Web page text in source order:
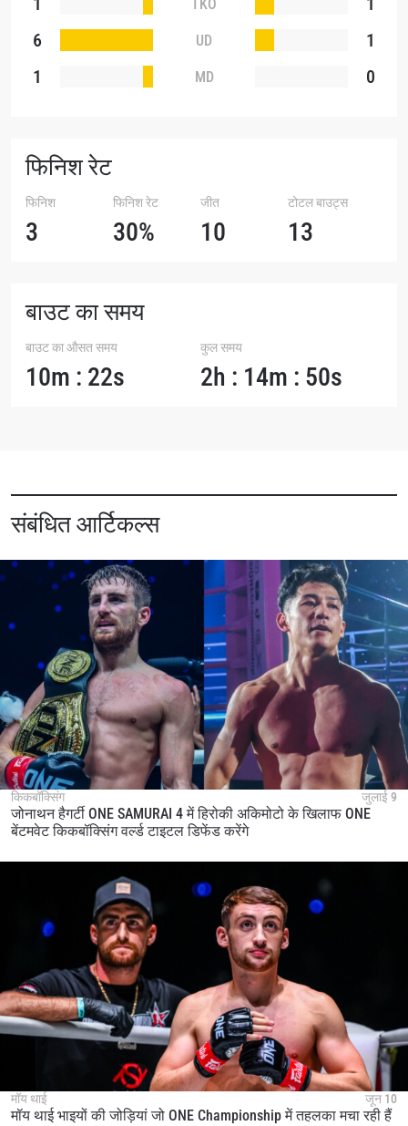
TKO
6
UD
1
1
MD 0
फिनिश रेट
फिनिश
3
फिनिश रेट
30%
जीत
10
टोटल बाउट्स
13
बाउट का समय
बाउट का औसत समय
10m : 22s
कुल समय
2h : 14m : 50s
संबंधित आर्टिकल्स
किकबॉक्सिंग जुलाई 9
जोनाथन हैगर्टी ONE SAMURAI 4 में हिरोकी अकिमोटो के खिलाफ ONE
बेंटमवेट किकबॉक्सिंग वर्ल्ड टाइटल डिफेंड करेंगे
मॉय थाई जून 10
मॉय थाई भाइयों की जोड़ियां जो ONE Championship में तहलका मचा रही हैं
इवेंट
By submitting this form, you are agreeing to our
collection, use and disclosure of your information
Privacy Policy
. You may unsubscribe from
these communications at any time.